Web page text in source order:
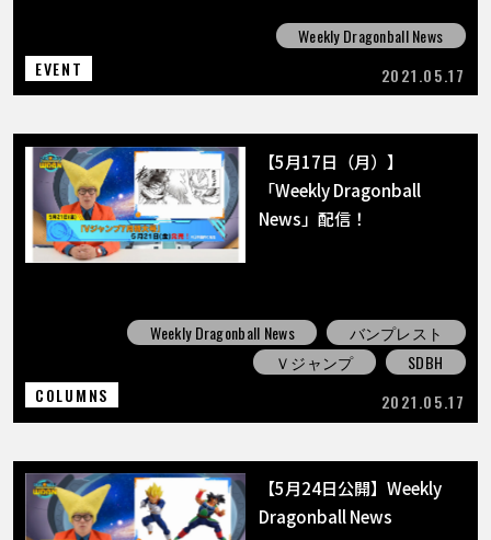
Weekly Dragonball News
EVENT
2021.05.17
【5月17日（月）】
「Weekly Dragonball
News」配信！
Weekly Dragonball News
バンプレスト
Ｖジャンプ
SDBH
COLUMNS
2021.05.17
【5月24日公開】Weekly
Dragonball News